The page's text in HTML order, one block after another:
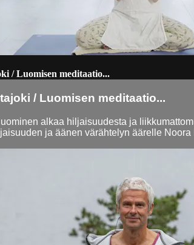
/ Luomisen meditaatio...
/ Luomisen meditaatio...
alkaa hiljaisuudesta ja
ja äänen värähtelyn äärelle Noora